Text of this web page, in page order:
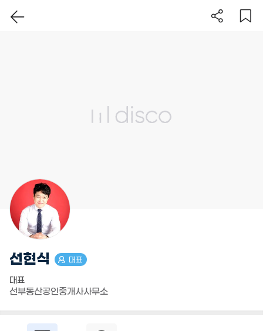
선현식 대표
대표
선부동산공인중개사사무소